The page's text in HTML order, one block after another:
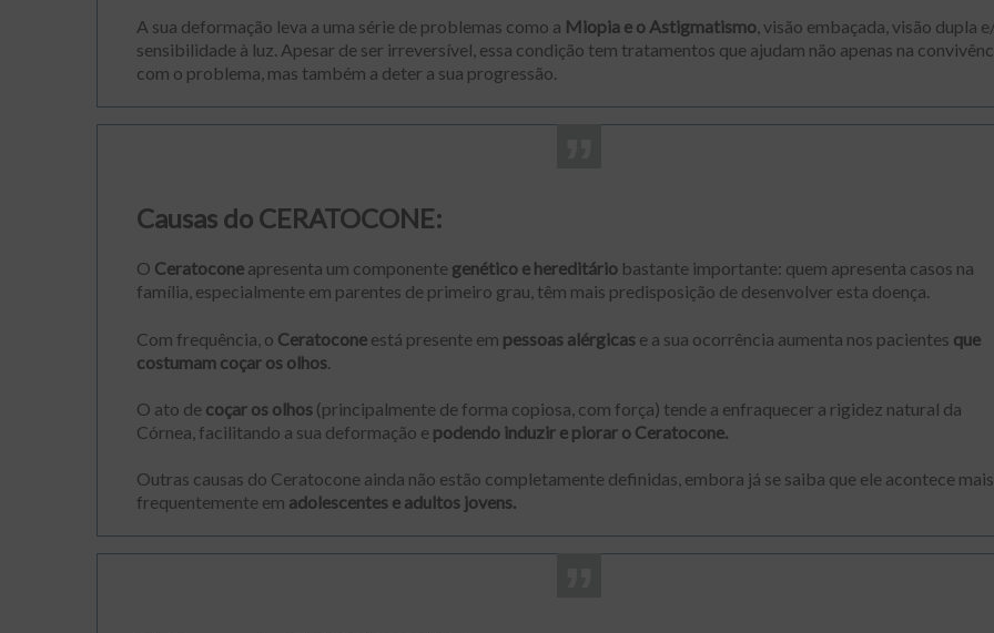
A sua deformação leva a uma série de problemas como a Miopia e o Astigmatismo, visão embaçada, visão dupla
sensibilidade à luz. Apesar de ser irreversível, essa condição tem tratamentos que ajudam não apenas na
com o problema, mas também a deter a sua progressão.
Causas do CERATOCONE:
O Ceratocone apresenta um componente genético e hereditário bastante importante: quem apresenta casos na
família, especialmente em parentes de primeiro grau, têm mais predisposição de desenvolver esta doença.
Com frequência, o Ceratocone está presente em pessoas alérgicas e a sua ocorrência aumenta nos pacientes que
costumam coçar os olhos
O ato de coçar os olhos (principalmente de forma copiosa, com força) tende a enfraquecer a rigidez natural da
Córnea, facilitando a sua deformação e podendo induzir e piorar o Ceratocone.
Outras causas do Ceratocone ainda não estão completamente definidas, embora já se saiba que ele acontece mais
frequentemente em adolescentes e adultos jovens.